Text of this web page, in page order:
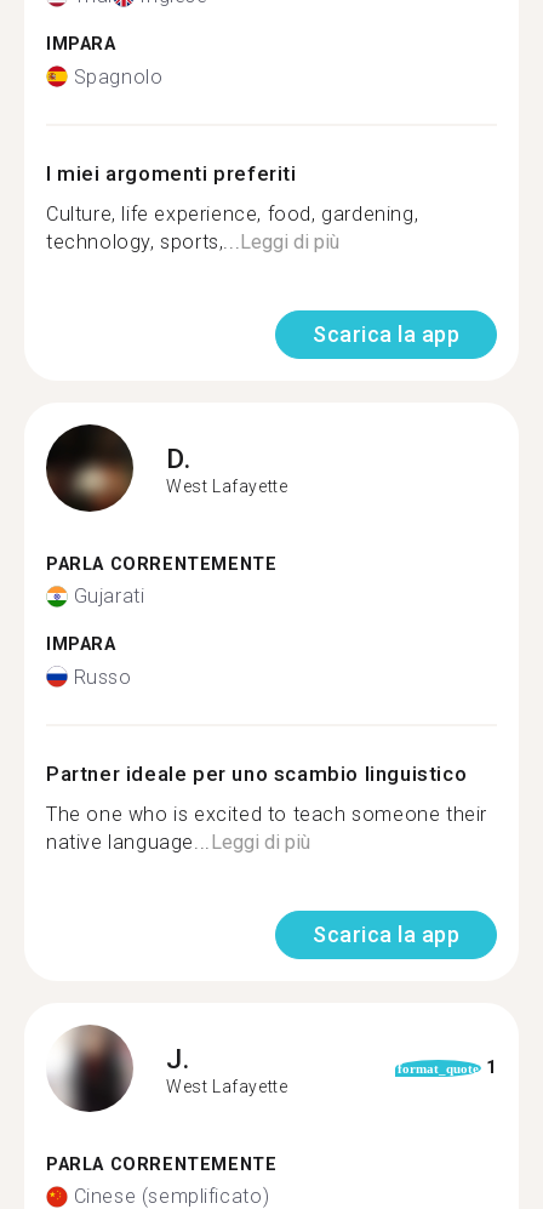
IMPARA
Spagnolo
I miei argomenti preferiti
Culture, life experience, food, gardening,
technology, sports,... Leggi di più
Scarica la app
D.
West Lafayette
PARLA CORRENTEMENTE
Gujarati
IMPARA
Russo
Partner ideale per uno scambio linguistico
The one who is excited to teach someone their
native language... Leggi di più
Scarica la app
J.
West Lafayette
format_quote 1
PARLA CORRENTEMENTE
Cinese (semplificato)